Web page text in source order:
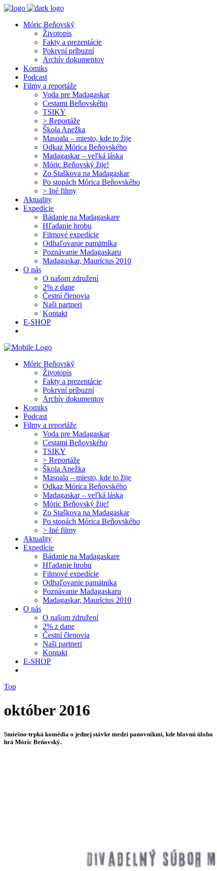
Móric Beňovský
Životopis
Fakty a prezentácie
Pokrvní príbuzní
Archív dokumentov
Komiks
Podcast
Filmy a reportáže
Voda pre Madagaskar
Cestami Beňovského
TSIKY
> Reportáže
Škola Anežka
Masoala – miesto, kde to žije
Odkaz Mórica Beňovského
Madagaskar – veľká láska
Móric Beňovský žije!
Zo Staškova na Madagaskar
Po stopách Mórica Beňovského
> Iné filmy
Aktuality
Expedície
Bádanie na Madagaskare
Hľadanie hrobu
Filmové expedície
Odhaľovanie pamätníka
Poznávanie Madagaskaru
Madagaskar, Maurícius 2010
O nás
O našom združení
2% z dane
Čestní členovia
Naši partneri
Kontakt
E-SHOP
Móric Beňovský
Životopis
Fakty a prezentácie
Pokrvní príbuzní
Archív dokumentov
Komiks
Podcast
Filmy a reportáže
Voda pre Madagaskar
Cestami Beňovského
TSIKY
> Reportáže
Škola Anežka
Masoala – miesto, kde to žije
Odkaz Mórica Beňovského
Madagaskar – veľká láska
Móric Beňovský žije!
Zo Staškova na Madagaskar
Po stopách Mórica Beňovského
> Iné filmy
Aktuality
Expedície
Bádanie na Madagaskare
Hľadanie hrobu
Filmové expedície
Odhaľovanie pamätníka
Poznávanie Madagaskaru
Madagaskar, Maurícius 2010
O nás
O našom združení
2% z dane
Čestní členovia
Naši partneri
Kontakt
E-SHOP
Top
október 2016
Smiešno-trpká komédia o jednej stávke medzi panovníkmi, kde hlavnú úlohu
hrá Móric Beňovský.